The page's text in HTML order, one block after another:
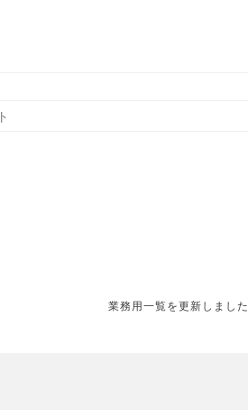
業務用一覧を更新しました